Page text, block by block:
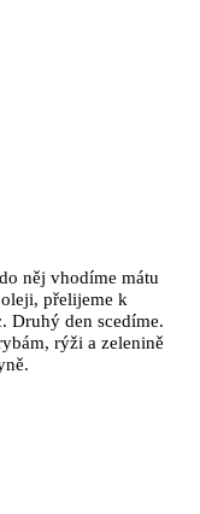
něj vhodíme mátu
přelijeme k
Druhý den scedíme.
rýži a zelenině